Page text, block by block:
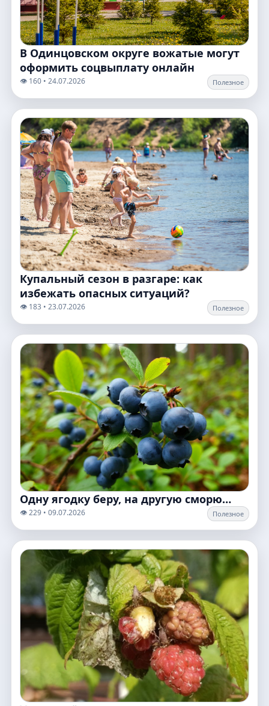
В Одинцовском округе вожатые могут
оформить соцвыплату онлайн
👁️ 160 • 24.07.2026 Полезное
Купальный сезон в разгаре: как
избежать опасных ситуаций?
👁️ 183 • 23.07.2026 Полезное
Одну ягодку беру, на другую сморю…
👁️ 229 • 09.07.2026 Полезное